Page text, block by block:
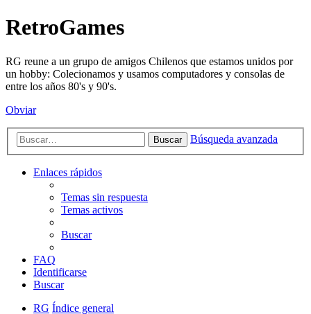
RetroGames
RG reune a un grupo de amigos Chilenos que estamos unidos por
un hobby: Colecionamos y usamos computadores y consolas de
entre los años 80's y 90's.
Obviar
Buscar Búsqueda avanzada
Enlaces rápidos
Temas sin respuesta
Temas activos
Buscar
FAQ
Identificarse
Buscar
RG Índice general